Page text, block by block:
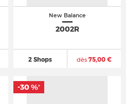
New Balance
2002R
2 Shops dès75,00 €
-30 %*